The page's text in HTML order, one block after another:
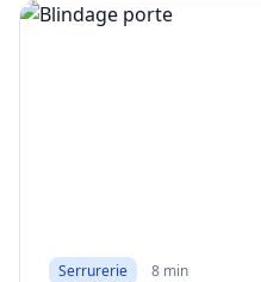
Serrurerie 8 min